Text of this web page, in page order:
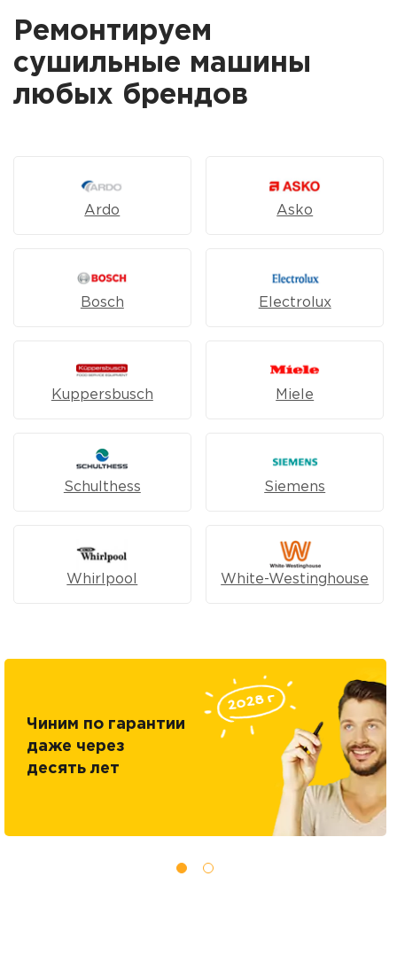
Ремонтируем
сушильные машины
любых брендов
Ardo Asko
Bosch Electrolux
Kuppersbusch Miele
Schulthess Siemens
Whirlpool White-Westinghouse
Чиним по гарантии
даже через
десять лет